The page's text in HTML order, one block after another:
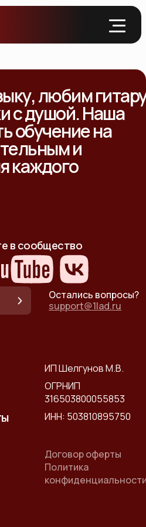
любим
с душой. Наша
обучение на
и
каждого
в сообщество
Остались вопросы?
support@1lad.ru
ИП Шелгунов М.В.
ОГРНИП
316503800055853
ИНН: 503810895750
Договор оферты
Политика